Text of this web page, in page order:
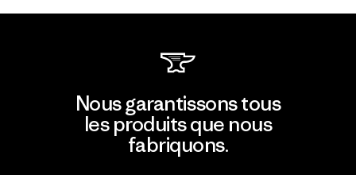
Nous garantissons tous
les produits que nous
fabriquons.